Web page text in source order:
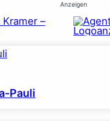
Anzeigen
Pauli